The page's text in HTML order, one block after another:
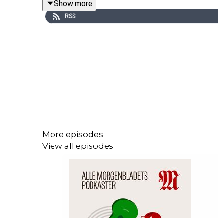
bruke skatter og avgifter for å få bukt med
analytiker Aslak Bonde i den første episoden av
Show more
RSS
More episodes
View all episodes